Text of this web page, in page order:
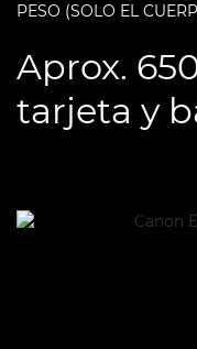
PESO (SOLO EL
Aprox.
tarjeta y